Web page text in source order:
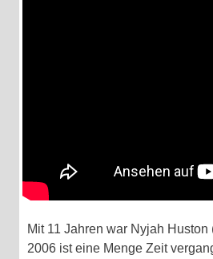
Mit 11 Jahren war Nyjah
2006 ist eine Menge Zeit